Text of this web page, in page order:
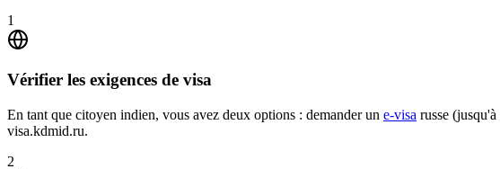
1
Vérifier les exigences de visa
En tant que citoyen indien, vous avez deux options : demander un e-visa russe
visa.kdmid.ru.
2